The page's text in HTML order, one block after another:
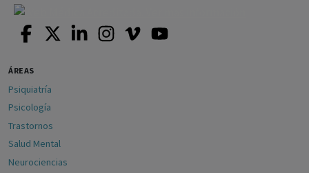
ÁREAS
Psiquiatría
Psicología
Trastornos
Salud Mental
Neurociencias